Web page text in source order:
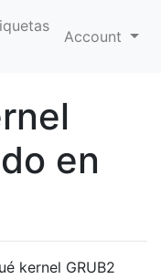
Account
en
kernel GRUB2